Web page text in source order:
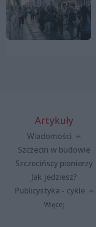
Artykuły
Wiadomości
Szczecin w budowie
Szczecińscy pionierzy
Jak jedziesz?
Publicystyka - cykle
Więcej